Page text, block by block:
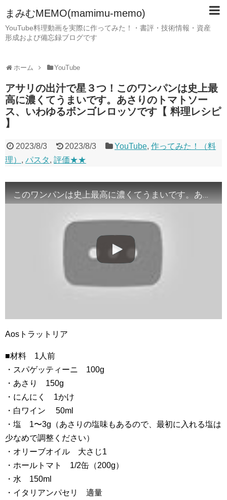
まみむMEMO(mamimu-memo)
YouTube料理動画を実際に作ってみた！・書評・技術情報・資産
形成および備忘録ブログです
ホーム YouTube
アサリの出汁で星３つ！このワンパンは史上最
高に濃くてうまいです。あさりのトマトソー
ス、いわゆるボンゴレロッソです【 料理レシピ
】
2023/8/3 2023/8/3 YouTube,作ってみた！（料
理） , パスタ, 評価★★
このワンパンは史上最高に濃くてうまいです。あさりのトマトソース、いわゆるボンゴレロッソです【 料理レシピ 】
Aosトラットリア
■材料 1人前
・スパゲッティーニ 100g
・あさり 150g
・にんにく 1かけ
・白ワイン 50ml
・塩 1〜3g（あさりの塩味もあるので、最初に入れる塩は
少なめで調整ください）
・オリーブオイル 大さじ1
・ホールトマト 1/2缶（200g）
・水 150ml
・イタリアンパセリ 適量